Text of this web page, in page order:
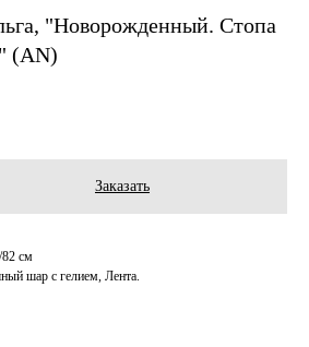
"Новорожденный. Стопа
(AN)
Заказать
см
шар с гелием, Лента.